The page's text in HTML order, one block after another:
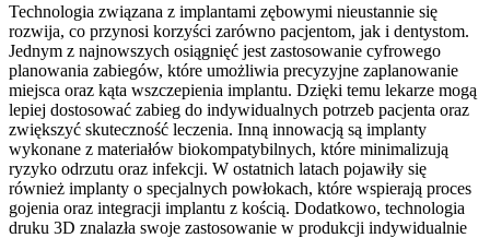
Technologia związana z implantami zębowymi nieustannie się
rozwija, co przynosi korzyści zarówno pacjentom, jak i dentystom.
Jednym z najnowszych osiągnięć jest zastosowanie cyfrowego
planowania zabiegów, które umożliwia precyzyjne zaplanowanie
miejsca oraz kąta wszczepienia implantu. Dzięki temu lekarze mogą
lepiej dostosować zabieg do indywidualnych potrzeb pacjenta oraz
zwiększyć skuteczność leczenia. Inną innowacją są implanty
wykonane z materiałów biokompatybilnych, które minimalizują
ryzyko odrzutu oraz infekcji. W ostatnich latach pojawiły się
również implanty o specjalnych powłokach, które wspierają proces
gojenia oraz integracji implantu z kością. Dodatkowo, technologia
druku 3D znalazła swoje zastosowanie w produkcji indywidualnie